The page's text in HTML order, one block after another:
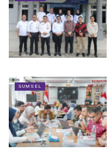
SUMSEL